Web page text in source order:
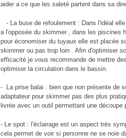
aider a ce que les saleté partent dans sa
- La buse de refoulement : Dans l'idéal
a l'opposée du skimmer , dans les piscines
pour économiser du tuyaux elle est placée
skimmer ou pas trop loin . Afin d'optimiser
efficacité je vous recommande de mettre
optimiser la circulation dans le bassin.
- La prise balai : bien que non présente de
adaptateur pour skimmer pas des plus
livrée avec un outil permettant une
- Le spot : l'éclairage est un aspect très
cela permet de voir si personne ne se noie